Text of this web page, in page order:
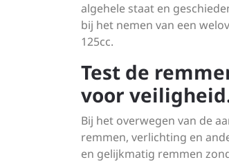
algehele staat en
bij het nemen van een
125cc.
Test de
voor
Bij het overwegen van de
remmen, verlichting en
en gelijkmatig remmen